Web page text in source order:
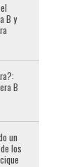
B y
B
un
los